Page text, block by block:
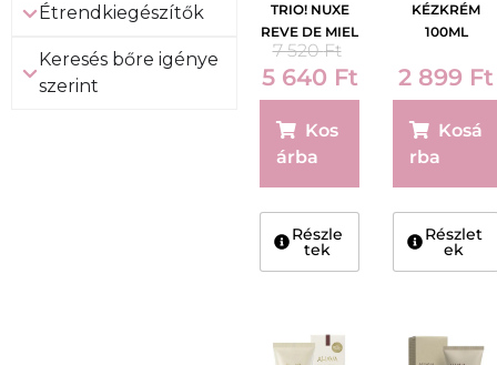
Étrendkiegészítők
Keresés bőre igénye
szerint
TRIO! NUXE
REVE DE MIEL
KÉZ- ÉS
KÖRÖMÁPOL
Ó KRÉM 50 ML
+ 2X15 ML
7 520Ft
5 640 Ft
Kos
árba
Részle
tek
KÉZKRÉM
100ML
2 899 Ft
Kosá
rba
Részlet
ek